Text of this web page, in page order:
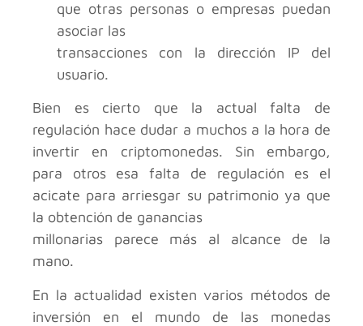
que otras personas o empresas puedan
asociar las
transacciones con la dirección IP del
usuario.
Bien es cierto que la actual falta de
regulación hace dudar a muchos a la hora de
invertir en criptomonedas. Sin embargo,
para otros esa falta de regulación es el
acicate para arriesgar su patrimonio ya que
la obtención de ganancias
millonarias parece más al alcance de la
mano.
En la actualidad existen varios métodos de
inversión en el mundo de las monedas